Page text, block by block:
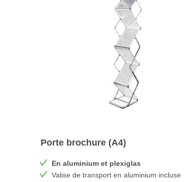
Porte brochure (A4)
En aluminium et plexiglas
Valise de transport en aluminium incluse